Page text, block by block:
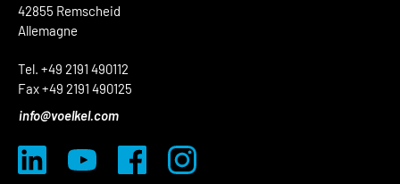
42855 Remscheid
Allemagne
Tel. +49 2191 490112
Fax +49 2191 490125
info@voelkel.com